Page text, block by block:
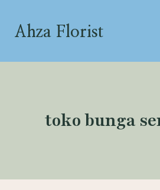
content
Ahza Florist
toko bunga